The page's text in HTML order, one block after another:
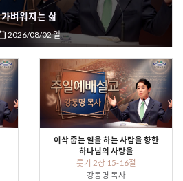
가벼워지는 삶
2026/08/02 일
이삭 줍는 일을 하는 사람을 향한
하나님의 사랑을
룻기 2장 15-16절
강동명 목사